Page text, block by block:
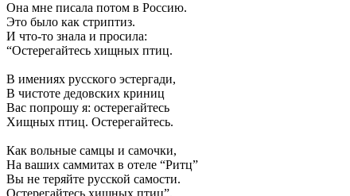
Она мне писала потом в Россию.
Это было как стриптиз.
И что-то знала и просила:
“Остерегайтесь хищных птиц.
В имениях русского эстергади,
В чистоте дедовских криниц
Вас попрошу я: остерегайтесь
Хищных птиц. Остерегайтесь.
Как вольные самцы и самочки,
На ваших саммитах в отеле “Ритц”
Вы не теряйте русской самости.
Остерегайтесь хищных птиц”.